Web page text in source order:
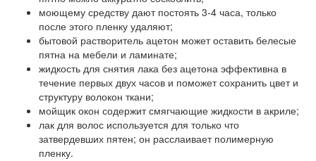
моющему средству дают постоять 3-4 часа, только
после этого пленку удаляют;
бытовой растворитель ацетон может оставить белесые
пятна на мебели и ламинате;
жидкость для снятия лака без ацетона эффективна в
течение первых двух часов и поможет сохранить цвет и
структуру волокон ткани;
мойщик окон содержит смягчающие жидкости в акриле;
лак для волос используется для только что
затвердевших пятен; он расслаивает полимерную
пленку.